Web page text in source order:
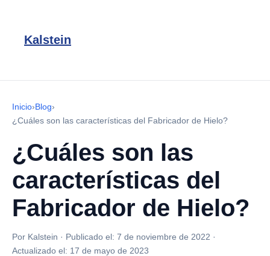
Kalstein
Inicio›Blog›
¿Cuáles son las características del Fabricador de Hielo?
¿Cuáles son las
características del
Fabricador de Hielo?
Por Kalstein · Publicado el: 7 de noviembre de 2022 ·
Actualizado el: 17 de mayo de 2023